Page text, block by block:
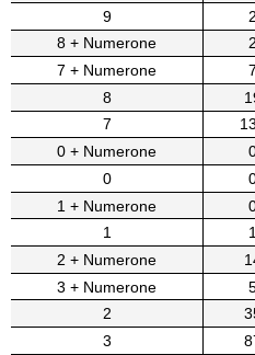
9
2
8 + Numerone
2
7 + Numerone
7
8
7
0 + Numerone
0
1 + Numerone
1
2 + Numerone
3 + Numerone
2
3